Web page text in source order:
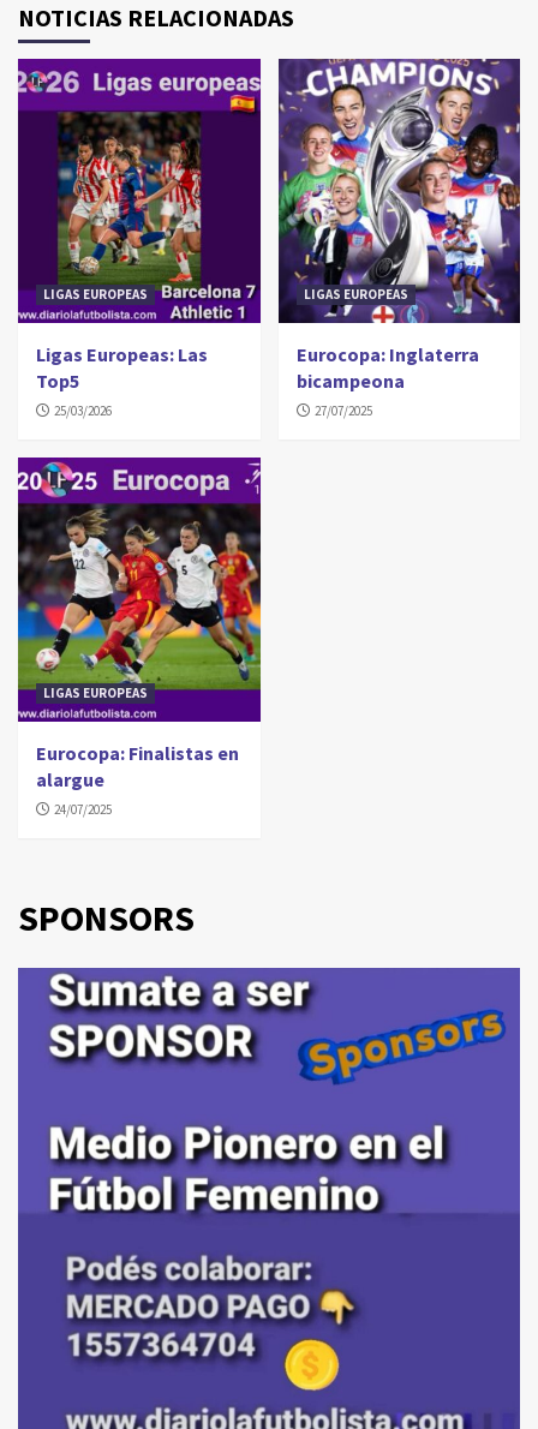
NOTICIAS RELACIONADAS
LIGAS EUROPEAS
Ligas Europeas: Las
Top5
25/03/2026
LIGAS EUROPEAS
Eurocopa: Inglaterra
bicampeona
27/07/2025
LIGAS EUROPEAS
Eurocopa: Finalistas en
alargue
24/07/2025
SPONSORS